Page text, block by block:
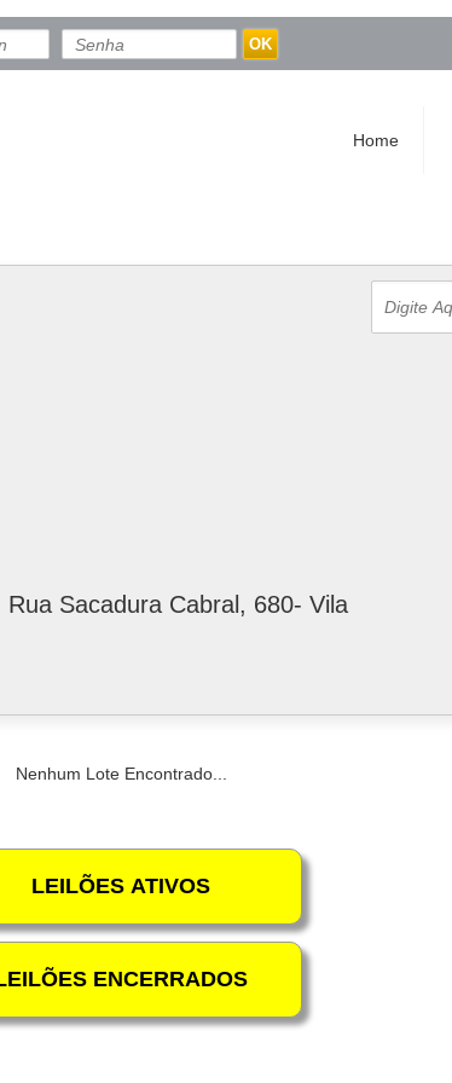
OK
Home
Rua Sacadura Cabral, 680- Vila
Nenhum Lote Encontrado...